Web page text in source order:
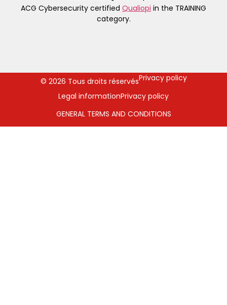
ACG Cybersecurity certified Qualiopi in the TRAINING
category.
© 2026 Tous droits réservés
GENERAL TERMS AND CONDITIONS
Privacy policy
Legal informationPrivacy policy